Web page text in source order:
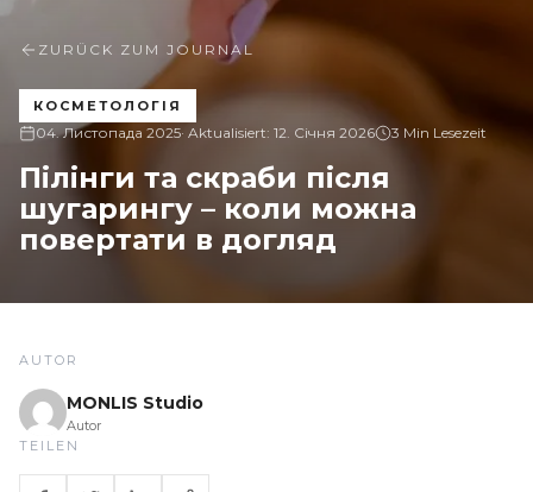
ZURÜCK ZUM JOURNAL
КОСМЕТОЛОГІЯ
04. Листопада 2025· Aktualisiert: 12. Січня 2026 3 Min Lesezeit
Пілінги та скраби після
шугарингу – коли можна
повертати в догляд
AUTOR
MONLIS Studio
Autor
TEILEN